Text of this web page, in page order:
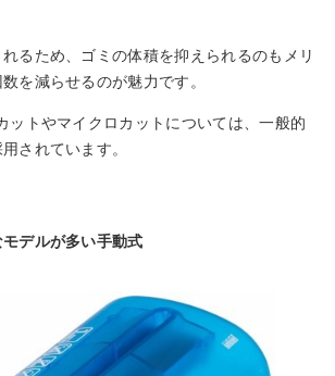
るため、ゴミの体積を抑えられるのもメリ
を減らせるのが魅力です。
ットやマイクロカットについては、一般的
されています。
デルが多い手動式